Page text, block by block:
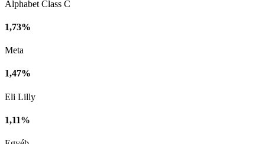
Alphabet Class C
1,73%
Meta
1,47%
Eli Lilly
1,11%